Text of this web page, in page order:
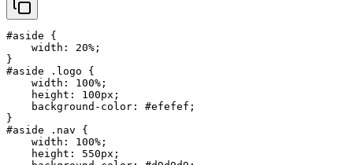
#aside {
width : 20% ;
#aside
.logo {
width : 100% ;
height : 100px ;
background-color : #efefef ;
#aside
.nav {
width : 100% ;
height : 550px ;